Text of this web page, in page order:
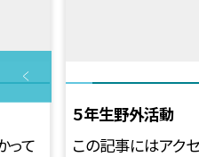
って
５年生野外活動
この記事にはアク